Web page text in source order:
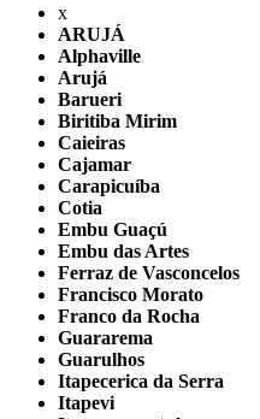
x
ARUJÁ
Alphaville
Arujá
Barueri
Biritiba Mirim
Caieiras
Cajamar
Carapicuíba
Cotia
Embu Guaçú
Embu das Artes
Ferraz de Vasconcelos
Francisco Morato
Franco da Rocha
Guararema
Guarulhos
Itapecerica da Serra
Itapevi